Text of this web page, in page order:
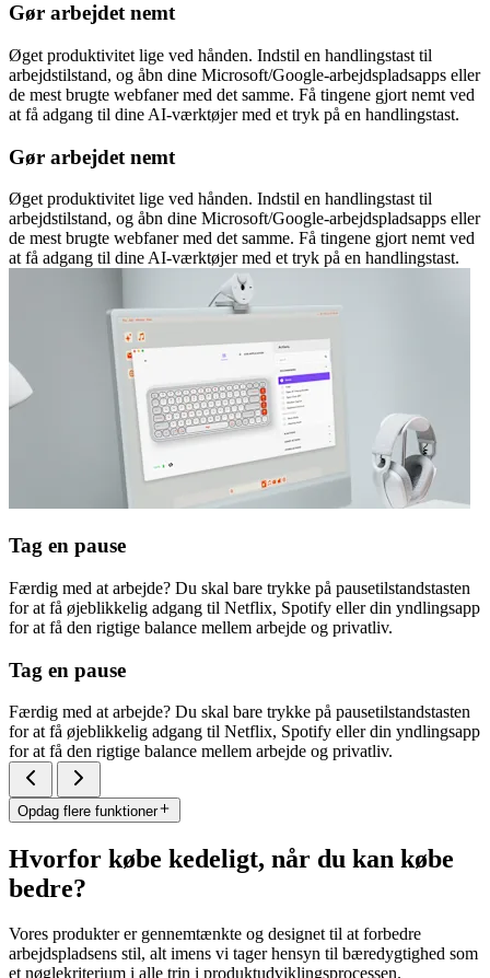
Gør arbejdet nemt
Øget produktivitet lige ved hånden. Indstil en handlingstast til
arbejdstilstand, og åbn dine Microsoft/Google-arbejdspladsapps eller
de mest brugte webfaner med det samme. Få tingene gjort nemt ved
at få adgang til dine AI-værktøjer med et tryk på en handlingstast.
Gør arbejdet nemt
Øget produktivitet lige ved hånden. Indstil en handlingstast til
arbejdstilstand, og åbn dine Microsoft/Google-arbejdspladsapps eller
de mest brugte webfaner med det samme. Få tingene gjort nemt ved
at få adgang til dine AI-værktøjer med et tryk på en handlingstast.
Tag en pause
Færdig med at arbejde? Du skal bare trykke på pausetilstandstasten
for at få øjeblikkelig adgang til Netflix, Spotify eller din yndlingsapp
for at få den rigtige balance mellem arbejde og privatliv.
Tag en pause
Færdig med at arbejde? Du skal bare trykke på pausetilstandstasten
for at få øjeblikkelig adgang til Netflix, Spotify eller din yndlingsapp
for at få den rigtige balance mellem arbejde og privatliv.
Opdag flere funktioner
Hvorfor købe kedeligt, når du kan købe
bedre?
Vores produkter er gennemtænkte og designet til at forbedre
arbejdspladsens stil, alt imens vi tager hensyn til bæredygtighed som
et nøglekriterium i alle trin i produktudviklingsprocessen.